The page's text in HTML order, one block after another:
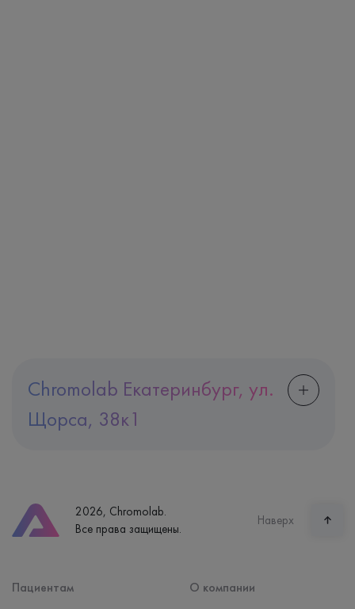
Chromolab Екатеринбург, ул.
Щорса, 38к1
Часы работы
пн-вс: 7:30-15:00
2026, Chromolab.
Все права защищены.
Наверх
Пациентам
О компании